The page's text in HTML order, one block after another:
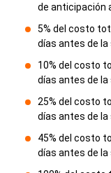
de anticipación
5% del costo
días antes de la
10% del costo
días antes de la
25% del costo
días antes de la
45% del costo
días antes de la